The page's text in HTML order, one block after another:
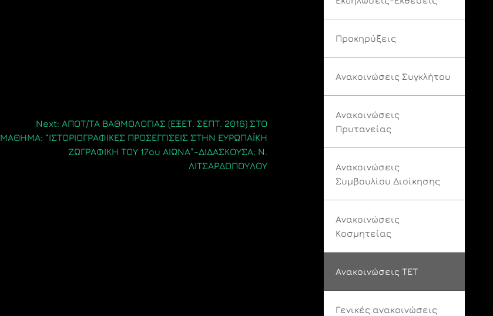
Next: ΑΠΟΤ/ΤΑ ΒΑΘΜΟΛΟΓΙΑΣ (ΕΞΕΤ. ΣΕΠΤ. 2016) ΣΤΟ
ΜΑΘΗΜΑ: “ΙΣΤΟΡΙΟΓΡΑΦΙΚΕΣ ΠΡΟΣΕΓΓΙΣΕΙΣ ΣΤΗΝ ΕΥΡΩΠΑΪΚΗ
ΖΩΓΡΑΦΙΚΗ ΤΟΥ 17ου ΑΙΩΝΑ”-ΔΙΔΑΣΚΟΥΣΑ: Ν.
ΛΙΤΣΑΡΔΟΠΟΥΛΟΥ
Προκηρύξεις
Ανακοινώσεις Συγκλήτου
Ανακοινώσεις
Πρυτανείας
Ανακοινώσεις
Συμβουλίου Διοίκησης
Ανακοινώσεις
Κοσμητείας
Ανακοινώσεις ΤΕΤ
Γενικές ανακοινώσεις